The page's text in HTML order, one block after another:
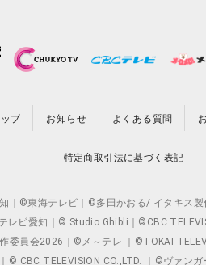
プ お知らせ よくある質問
特定商取引法に基づく表記
©東海テレビ｜©多田かおる/ イタキス
レビ愛知｜© Studio Ghibli｜©CBC
員会2026｜©メ～テレ ｜©TOKAI
© CBC TELEVISION CO.,LTD. ｜©ヴァ